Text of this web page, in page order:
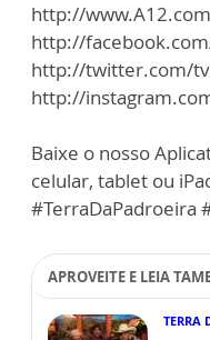
http://
http://
http://twitter.com/
http://
Baixe o nosso
celular, tablet ou
#TerraDaPadroeira
APROVEITE E LEIA
TERRA